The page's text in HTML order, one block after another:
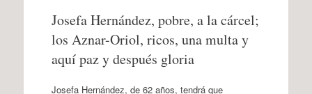
Josefa Hernández, pobre, a la cárcel;
los Aznar-Oriol, ricos, una multa y
aquí paz y después gloria
Josefa Hernández, de 62 años, tendrá que